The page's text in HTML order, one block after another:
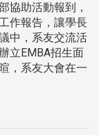
協助活動報到，
作報告，讓學長
中，系友交流活
立EMBA招生面
，系友大會在一